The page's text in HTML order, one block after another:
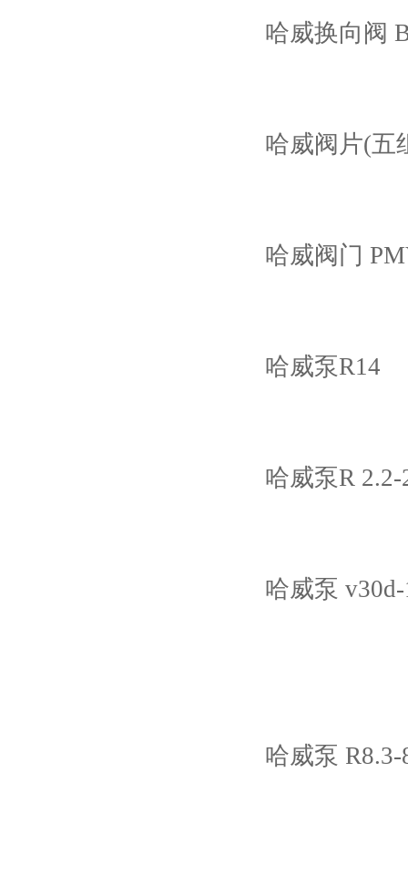
哈威换向阀
哈威阀片(五
哈威阀门
哈威泵R14
哈威泵R
哈威泵
哈威泵